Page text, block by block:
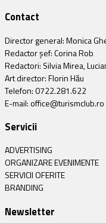
Contact
Director general: Monica
Redactor șef: Corina Rob
Redactori: Silvia Mirea,
Art director: Florin Hău
Telefon: 0722.281.622
E-mail: office@turismclub.ro
Servicii
ADVERTISING
ORGANIZARE EVENIMENTE
SERVICII OFERITE
BRANDING
Newsletter